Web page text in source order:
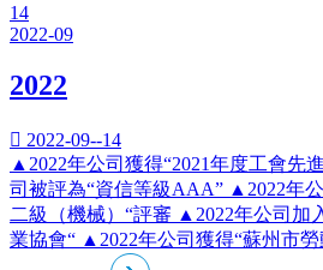
14
2022-09
2022
 2022-09--14
▲2022年公司獲得“2021年度工會先
司被評為“資信等級AAA” ▲2022年
二級（機械）“評審 ▲2022年公司加
業協會“ ▲2022年公司獲得“蘇州市